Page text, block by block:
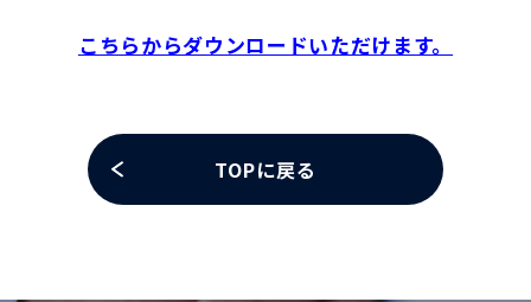
こちらからダウンロードいただけます。
TOPに戻る